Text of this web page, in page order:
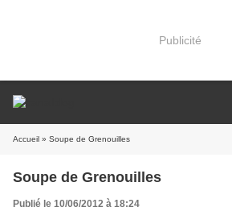
Publicité
Accueil » Soupe de Grenouilles
Soupe de Grenouilles
Publié le 10/06/2012 à 18:24